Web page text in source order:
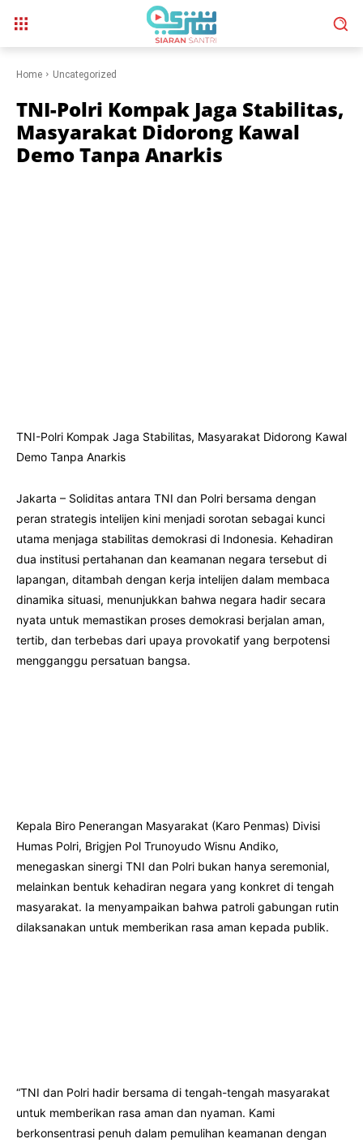
Home Uncategorized
TNI-Polri Kompak Jaga Stabilitas,
Masyarakat Didorong Kawal
Demo Tanpa Anarkis
TNI-Polri Kompak Jaga Stabilitas, Masyarakat Didorong Kawal
Demo Tanpa Anarkis
Jakarta – Soliditas antara TNI dan Polri bersama dengan
peran strategis intelijen kini menjadi sorotan sebagai kunci
utama menjaga stabilitas demokrasi di Indonesia. Kehadiran
dua institusi pertahanan dan keamanan negara tersebut di
lapangan, ditambah dengan kerja intelijen dalam membaca
dinamika situasi, menunjukkan bahwa negara hadir secara
nyata untuk memastikan proses demokrasi berjalan aman,
tertib, dan terbebas dari upaya provokatif yang berpotensi
mengganggu persatuan bangsa.
Kepala Biro Penerangan Masyarakat (Karo Penmas) Divisi
Humas Polri, Brigjen Pol Trunoyudo Wisnu Andiko,
menegaskan sinergi TNI dan Polri bukan hanya seremonial,
melainkan bentuk kehadiran negara yang konkret di tengah
masyarakat. Ia menyampaikan bahwa patroli gabungan rutin
dilaksanakan untuk memberikan rasa aman kepada publik.
“TNI dan Polri hadir bersama di tengah-tengah masyarakat
untuk memberikan rasa aman dan nyaman. Kami
berkonsentrasi penuh dalam pemulihan keamanan dengan